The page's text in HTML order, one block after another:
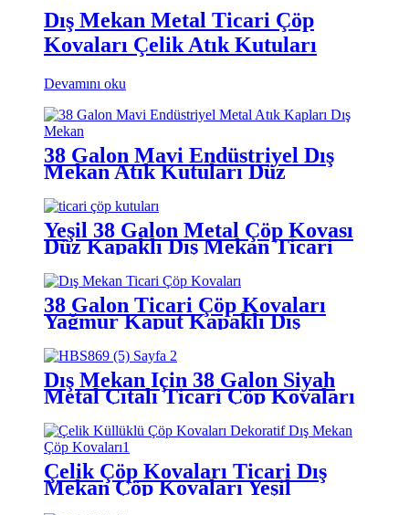
Dış Mekan Metal Ticari Çöp
Kovaları Çelik Atık Kutuları
Devamını oku
38 Galon Mavi Endüstriyel Dış
Mekan Atık Kutuları Düz ​​
Yeşil 38 Galon Metal Çöp Kovası
Düz ​​Kapaklı Dış Mekan Ticari
Çöp Kovaları
38 Galon Ticari Çöp Kovaları
Yağmur Kaput Kapaklı Dış
Mekan Çöp Kovaları
Dış Mekan İçin 38 Galon Siyah
Metal Çıtalı Ticari Çöp Kovaları
Çelik Çöp Kovaları Ticari Dış
Mekan Çöp Kovaları Yeşil